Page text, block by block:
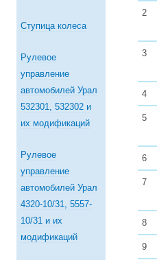
Ступица колеса
Рулевое
управление
автомобилей Урал
532301, 532302 и
их модификаций
Рулевое
управление
автомобилей Урал
4320-10/31, 5557-
10/31 и их
модификаций
2
3
4
5
6
7
8
9